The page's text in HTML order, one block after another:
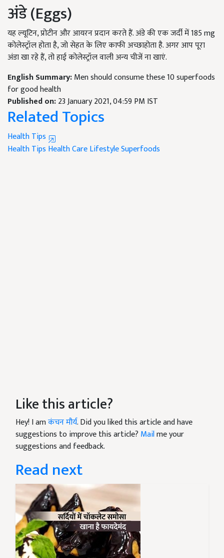
अंडे (Eggs)
यह ल्यूटिन, प्रोटीन और आयरन प्रदान करते हैं. अंडे की एक जर्दी में 185 mg
कोलेस्ट्रॉल होता है, जो सेहत के लिए काफी अच्छाहोता है. अगर आप पूरा
अंडा खा रहे हैं, तो हाई कोलेस्ट्रॉल वाली अन्य चीजें ना खाएं.
English Summary:Men should consume these 10 superfoods
for good health
Published on:23 January 2021, 04:59 PM IST
Related Topics
Health Tips
Health Tips Health CareLifestyleSuperfoods
Like this article?
Hey! I amकंचन मौर्य. Did you liked this article and have
suggestions to improve this article? Mailme your
suggestions and feedback.
Read next